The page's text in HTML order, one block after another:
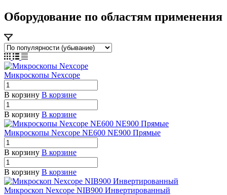
Оборудование по областям применения
Микроскопы Nexcope
В корзину В корзине
В корзину В корзине
Микроскопы Nexcope NE600 NE900 Прямые
В корзину В корзине
В корзину В корзине
Микроскоп Nexcope NIB900 Инвертированный